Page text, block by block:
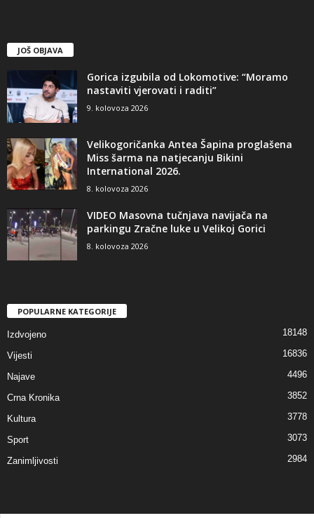
JOŠ OBJAVA
Gorica izgubila od Lokomotive: “Moramo
nastaviti vjerovati i raditi”
9. kolovoza 2026
Velikogoričanka Antea Šapina proglašena
Miss šarma na natjecanju Bikini
International 2026.
8. kolovoza 2026
VIDEO Masovna tučnjava navijača na
parkingu Zračne luke u Velikoj Gorici
8. kolovoza 2026
POPULARNE KATEGORIJE
Izdvojeno 18148
Vijesti 16836
Najave 4496
Crna Kronika 3852
Kultura 3778
Sport 3073
Zanimljivosti 2984